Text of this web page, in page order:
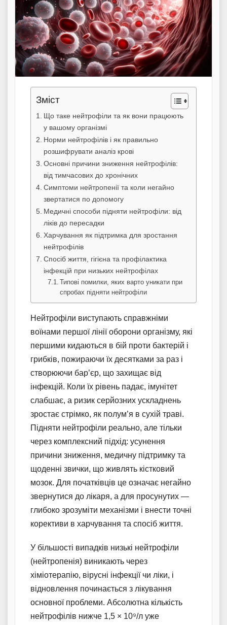
Зміст
Що таке нейтрофіли та як вони працюють
у вашому організмі
Норми нейтрофілів і як правильно
розшифрувати аналіз крові
Основні причини зниження нейтрофілів:
від тимчасових до хронічних
Симптоми нейтропенії та коли негайно
звертатися по допомогу
Медичні способи підняти нейтрофіли: від
ліків до пересадки
Харчування як підтримка для зростання
нейтрофілів
Спосіб життя, гігієна та профілактика
інфекцій при низьких нейтрофілах
Типові помилки, яких варто уникати при
спробах підняти нейтрофіли
Нейтрофіли виступають справжніми
воїнами першої лінії оборони організму, які
першими кидаються в бій проти бактерій і
грибків, пожираючи їх десятками за раз і
створюючи бар’єр, що захищає від
інфекцій. Коли їх рівень падає, імунітет
слабшає, а ризик серйозних ускладнень
зростає стрімко, як полум’я в сухій траві.
Підняти нейтрофіли реально, але тільки
через комплексний підхід: усунення
причини зниження, медичну підтримку та
щоденні звички, що живлять кістковий
мозок. Для початківців це означає негайно
звернутися до лікаря, а для просунутих —
глибоко зрозуміти механізми і внести точні
корективи в харчування та спосіб життя.
У більшості випадків низькі нейтрофіли
(нейтропенія) виникають через
хіміотерапію, вірусні інфекції чи ліки, і
відновлення починається з лікування
основної проблеми. Абсолютна кількість
нейтрофілів нижче 1,5 × 10⁹/л уже